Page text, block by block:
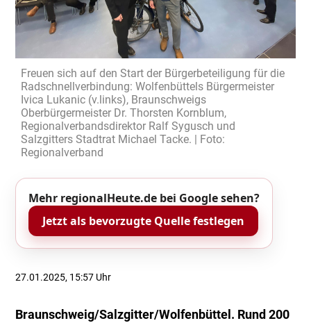
Freuen sich auf den Start der Bürgerbeteiligung für die
Radschnellverbindung: Wolfenbüttels Bürgermeister
Ivica Lukanic (v.links), Braunschweigs
Oberbürgermeister Dr. Thorsten Kornblum,
Regionalverbandsdirektor Ralf Sygusch und
Salzgitters Stadtrat Michael Tacke. | Foto:
Regionalverband
Mehr regionalHeute.de bei Google sehen?
Jetzt als bevorzugte Quelle festlegen
27.01.2025, 15:57 Uhr
Braunschweig/Salzgitter/Wolfenbüttel. Rund 200